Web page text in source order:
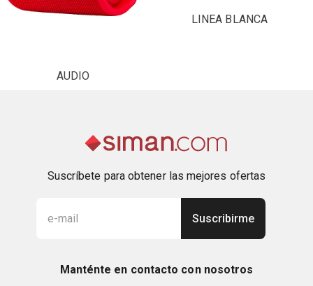
AUDIO
LINEA BLANCA
Suscríbete para obtener las mejores ofertas
Suscribirme
Manténte en contacto con nosotros